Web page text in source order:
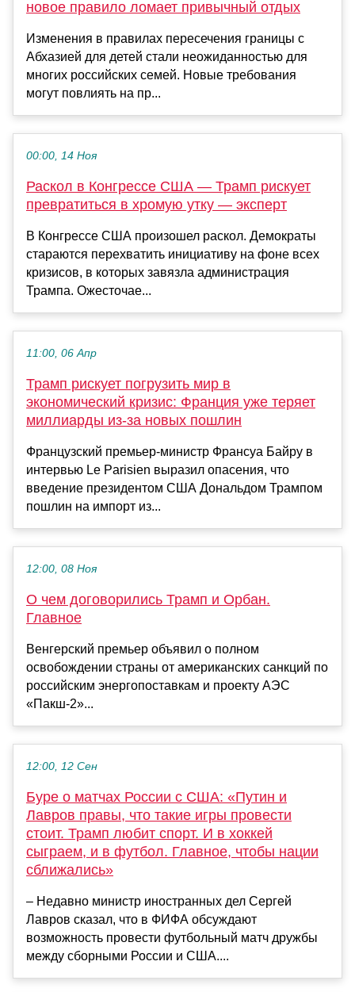
новое правило ломает привычный отдых
Изменения в правилах пересечения границы с
Абхазией для детей стали неожиданностью для
многих российских семей. Новые требования
могут повлиять на пр...
00:00, 14 Ноя
Раскол в Конгрессе США — Трамп рискует
превратиться в хромую утку — эксперт
В Конгрессе США произошел раскол. Демократы
стараются перехватить инициативу на фоне всех
кризисов, в которых завязла администрация
Трампа. Ожесточае...
11:00, 06 Апр
Трамп рискует погрузить мир в
экономический кризис: Франция уже теряет
миллиарды из-за новых пошлин
Французский премьер-министр Франсуа Байру в
интервью Le Parisien выразил опасения, что
введение президентом США Дональдом Трампом
пошлин на импорт из...
12:00, 08 Ноя
О чем договорились Трамп и Орбан.
Главное
Венгерский премьер объявил о полном
освобождении страны от американских санкций по
российским энергопоставкам и проекту АЭС
«Пакш-2»...
12:00, 12 Сен
Буре о матчах России с США: «Путин и
Лавров правы, что такие игры провести
стоит. Трамп любит спорт. И в хоккей
сыграем, и в футбол. Главное, чтобы нации
сближались»
– Недавно министр иностранных дел Сергей
Лавров сказал, что в ФИФА обсуждают
возможность провести футбольный матч дружбы
между сборными России и США....